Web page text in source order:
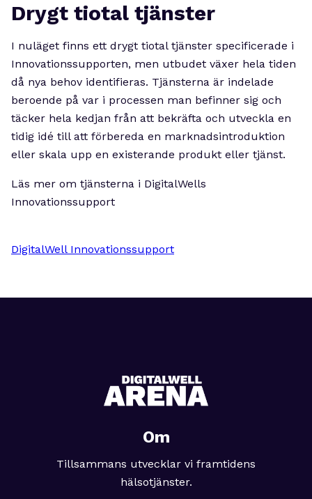
Drygt tiotal tjänster
I nuläget finns ett drygt tiotal tjänster specificerade i
Innovationssupporten, men utbudet växer hela tiden
då nya behov identifieras. Tjänsterna är indelade
beroende på var i processen man befinner sig och
täcker hela kedjan från att bekräfta och utveckla en
tidig idé till att förbereda en marknadsintroduktion
eller skala upp en existerande produkt eller tjänst.
Läs mer om tjänsterna i DigitalWells
Innovationssupport
DigitalWell Innovationssupport
Om
Tillsammans utvecklar vi framtidens
hälsotjänster.